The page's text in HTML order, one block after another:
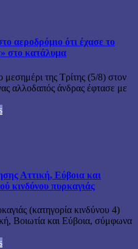
αεροδρόμιο ότι έχασε το
στο κατάλυμα
της Τρίτης (5/8) στον
αλλοδαπός άνδρας έφτασε με
Αττική, Εύβοια και
κινδύνου πυρκαγιάς
(κατηγορία κινδύνου 4)
Βοιωτία και Εύβοια, σύμφωνα